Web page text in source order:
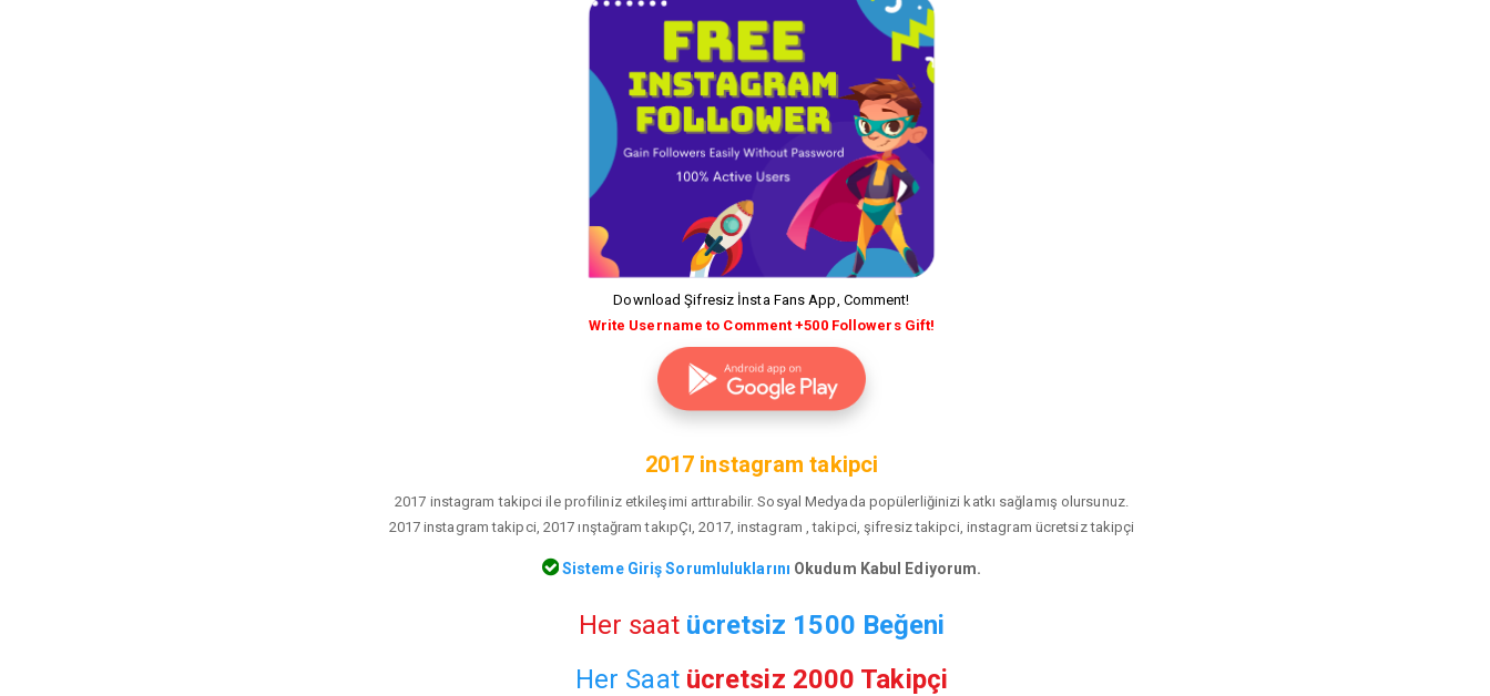
Download Şifresiz İnsta Fans App, Comment!
Write Username to Comment +500 Followers Gift!
2017 instagram takipci
2017 instagram takipci ile profiliniz etkileşimi arttırabilir. Sosyal Medyada popülerliğinizi katkı sağlamış olursunuz.
2017 instagram takipci, 2017 ınştağram takıpÇı, 2017, instagram , takipci, şifresiz takipci, instagram ücretsiz takipçi
Sisteme Giriş Sorumluluklarını Okudum Kabul Ediyorum.
Her saat ücretsiz 1500 Beğeni
Her Saat ücretsiz 2000 Takipçi